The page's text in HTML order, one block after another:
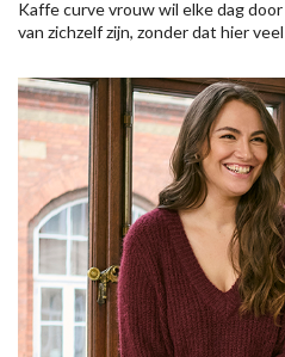
Kaffe curve vrouw wil elke dag
van zichzelf zijn, zonder dat hier